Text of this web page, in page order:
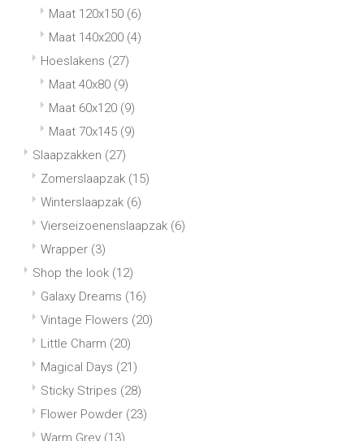
Maat 120x150 (6)
Maat 140x200 (4)
Hoeslakens (27)
Maat 40x80 (9)
Maat 60x120 (9)
Maat 70x145 (9)
Slaapzakken (27)
Zomerslaapzak (15)
Winterslaapzak (6)
Vierseizoenenslaapzak (6)
Wrapper (3)
Shop the look (12)
Galaxy Dreams (16)
Vintage Flowers (20)
Little Charm (20)
Magical Days (21)
Sticky Stripes (28)
Flower Powder (23)
Warm Grey (13)